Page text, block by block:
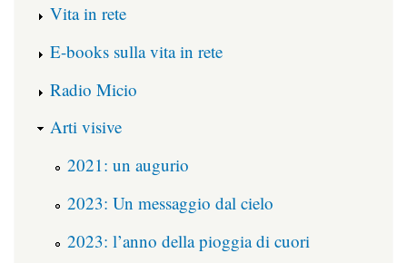
Vita in rete
E-books sulla vita in rete
Radio Micio
Arti visive
2021: un augurio
2023: Un messaggio dal cielo
2023: l’anno della pioggia di cuori